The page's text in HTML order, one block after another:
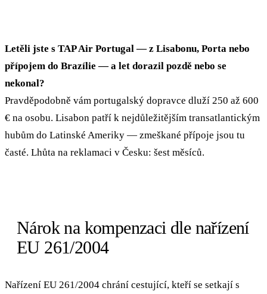
Letěli jste s TAP Air Portugal — z Lisabonu, Porta nebo
přípojem do Brazílie — a let dorazil pozdě nebo se
nekonal?
Pravděpodobně vám portugalský dopravce dluží 250 až 600
€ na osobu. Lisabon patří k nejdůležitějším transatlantickým
hubům do Latinské Ameriky — zmeškané přípoje jsou tu
časté. Lhůta na reklamaci v Česku: šest měsíců.
Nárok na kompenzaci dle nařízení
EU 261/2004
Nařízení EU 261/2004 chrání cestující, kteří se setkají s